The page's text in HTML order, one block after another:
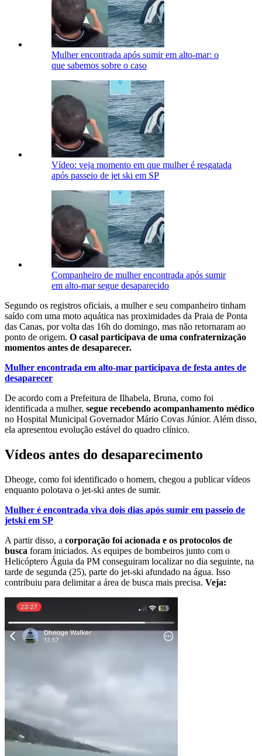
Mulher encontrada após sumir em alto-mar: o
que sabemos sobre o caso
Vídeo: veja momento em que mulher é resgatada
após passeio de jet ski em SP
Companheiro de mulher encontrada após sumir
em alto-mar segue desaparecido
Segundo os registros oficiais, a mulher e seu companheiro tinham
saído com uma moto aquática nas proximidades da Praia de Ponta
das Canas, por volta das 16h do domingo, mas não retornaram ao
ponto de origem. O casal participava de uma confraternização
momentos antes de desaparecer.
Mulher encontrada em alto-mar participava de festa antes de
desaparecer
De acordo com a Prefeitura de Ilhabela, Bruna, como foi
identificada a mulher, segue recebendo acompanhamento médico
no Hospital Municipal Governador Mário Covas Júnior. Além disso,
ela apresentou evolução estável do quadro clínico.
Vídeos antes do desaparecimento
Dheoge, como foi identificado o homem, chegou a publicar vídeos
enquanto polotava o jet-ski antes de sumir.
Mulher é encontrada viva dois dias após sumir em passeio de
jetski em SP
A partir disso, a corporação foi acionada e os protocolos de
busca foram iniciados. As equipes de bombeiros junto com o
Helicóptero Águia da PM conseguiram localizar no dia seguinte, na
tarde de segunda (25), parte do jet-ski afundado na água. Isso
contribuiu para delimitar a área de busca mais precisa. Veja: